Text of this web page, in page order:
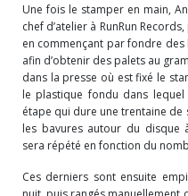
Une fois le stamper en main,
chef d’atelier à RunRun
en commençant par fondre
afin d’obtenir des palets au
dans la presse où est fixé le
le plastique fondu dans
étape qui dure une trentaine de
les bavures autour du disque
sera répété en fonction du
Ces derniers sont ensuite